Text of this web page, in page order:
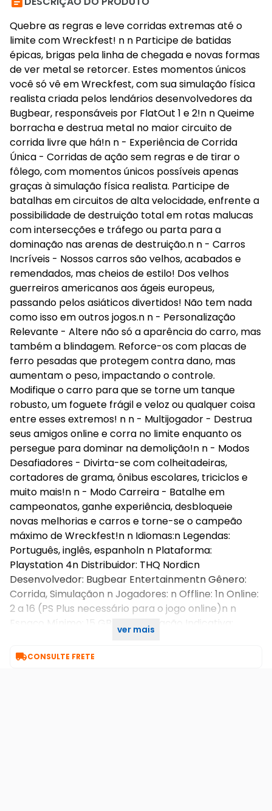
Quebre as regras e leve corridas extremas até o
limite com Wreckfest! n n Participe de batidas
épicas, brigas pela linha de chegada e novas formas
de ver metal se retorcer. Estes momentos únicos
você só vê em Wreckfest, com sua simulação física
realista criada pelos lendários desenvolvedores da
Bugbear, responsáveis por FlatOut 1 e 2!n n Queime
borracha e destrua metal no maior circuito de
corrida livre que há!n n - Experiência de Corrida
Única - Corridas de ação sem regras e de tirar o
fôlego, com momentos únicos possíveis apenas
graças à simulação física realista. Participe de
batalhas em circuitos de alta velocidade, enfrente a
possibilidade de destruição total em rotas malucas
com intersecções e tráfego ou parta para a
dominação nas arenas de destruição.n n - Carros
Incríveis - Nossos carros são velhos, acabados e
remendados, mas cheios de estilo! Dos velhos
guerreiros americanos aos ágeis europeus,
passando pelos asiáticos divertidos! Não tem nada
como isso em outros jogos.n n - Personalização
Relevante - Altere não só a aparência do carro, mas
também a blindagem. Reforce-os com placas de
ferro pesadas que protegem contra dano, mas
aumentam o peso, impactando o controle.
Modifique o carro para que se torne um tanque
robusto, um foguete frágil e veloz ou qualquer coisa
entre esses extremos! n n - Multijogador - Destrua
seus amigos online e corra no limite enquanto os
persegue para dominar na demolição!n n - Modos
Desafiadores - Divirta-se com colheitadeiras,
cortadores de grama, ônibus escolares, triciclos e
muito mais!n n - Modo Carreira - Batalhe em
campeonatos, ganhe experiência, desbloqueie
novas melhorias e carros e torne-se o campeão
máximo de Wreckfest!n n Idiomas:n Legendas:
Português, inglês, espanholn n Plataforma:
Playstation 4n Distribuidor: THQ Nordicn
Desenvolvedor: Bugbear Entertainmentn Gênero:
Corrida, Simulaçãon n Jogadores: n Offline: 1n Online:
2 a 16 (PS Plus necessário para o jogo online)n n
Espaço Mínimo: 15 GBn Classificação Indicativa:
ver mais
CONSULTE FRETE